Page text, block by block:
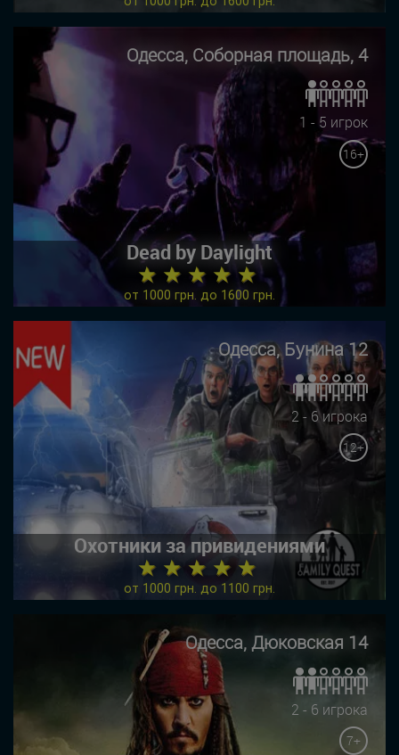
Одесса, Соборная площадь, 4
1 - 5 игрок
16+
Dead by Daylight
★ ★ ★ ★ ★
от 1000 грн. до 1600 грн.
Одесса, Бунина 12
2 - 6 игрока
12+
Охотники за привидениями
★ ★ ★ ★ ★
от 1000 грн. до 1100 грн.
Одесса, Дюковская 14
2 - 6 игрока
7+